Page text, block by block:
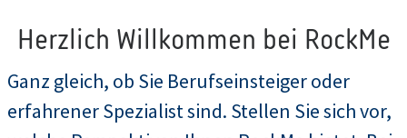
Herzlich Willkommen bei RockMe
Ganz gleich, ob Sie Berufseinsteiger oder
erfahrener Spezialist sind. Stellen Sie sich vor,